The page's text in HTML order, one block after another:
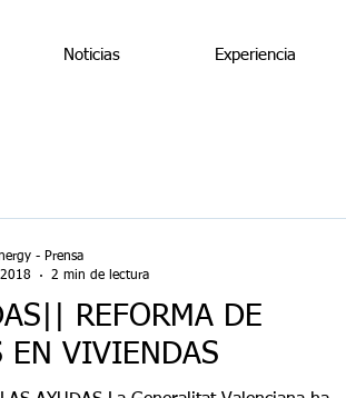
Noticias Experiencia
REFORMA DE
EN VIVIENDAS
- Prensa
2 min de lectura